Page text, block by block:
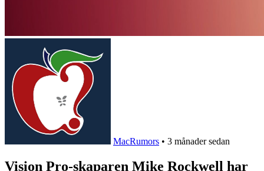
MacRumors • 3 månader sedan
Vision Pro-skaparen Mike Rockwell har